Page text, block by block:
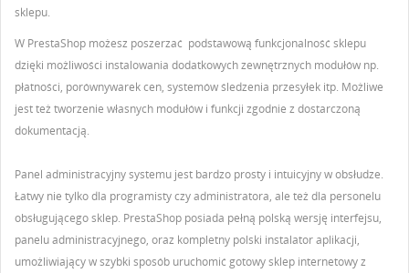
sklepu.
W PrestaShop możesz poszerzać podstawową funkcjonalność sklepu
dzięki możliwości instalowania dodatkowych zewnętrznych modułów np.
płatności, porównywarek cen, systemów śledzenia przesyłek itp. Możliwe
jest też tworzenie własnych modułów i funkcji zgodnie z dostarczoną
dokumentacją.
Panel administracyjny systemu jest bardzo prosty i intuicyjny w obsłudze.
Łatwy nie tylko dla programisty czy administratora, ale też dla personelu
obsługującego sklep. PrestaShop posiada pełną polską wersję interfejsu,
panelu administracyjnego, oraz kompletny polski instalator aplikacji,
umożliwiający w szybki sposób uruchomić gotowy sklep internetowy z